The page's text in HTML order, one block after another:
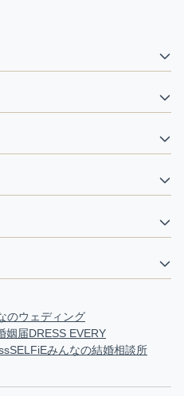
のウェディング
姻届DRESS EVERY
SELFiEみんなの結婚相談所